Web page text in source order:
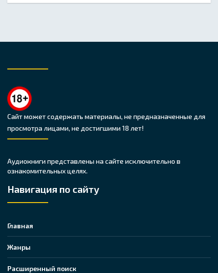
Сайт может содержать материалы, не предназначенные для
просмотра лицами, не достигшими 18 лет!
Аудиокниги представлены на сайте исключительно в
ознакомительных целях.
Навигация по сайту
Главная
Жанры
Расширенный поиск